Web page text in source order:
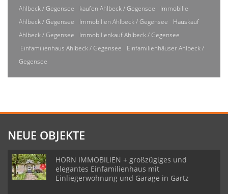
Ahlbeck / Gegensee
kaufen Ahlbeck / Gegensee
Immobilie
Ahlbeck / Gegensee
Immobilien Ahlbeck / Gegensee
Hauskauf
Ahlbeck / Gegensee
Immobilienkauf Ahlbeck / Gegensee
Einfamilienhaus Ahlbeck / Gegensee
Einfamilienhäuser Ahlbeck /
Gegensee
NEUE OBJEKTE
HORN IMMOBILIEN + großzügiges und
elegantes Einfamilienhaus mit
Einliegerwohnung und Garage in Gartz